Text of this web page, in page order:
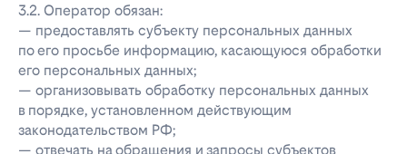
3.2. Оператор обязан:
— предоставлять субъекту персональных данных
по его просьбе информацию, касающуюся обработки
его персональных данных;
— организовывать обработку персональных данных
в порядке, установленном действующим
законодательством РФ;
— отвечать на обращения и запросы субъектов